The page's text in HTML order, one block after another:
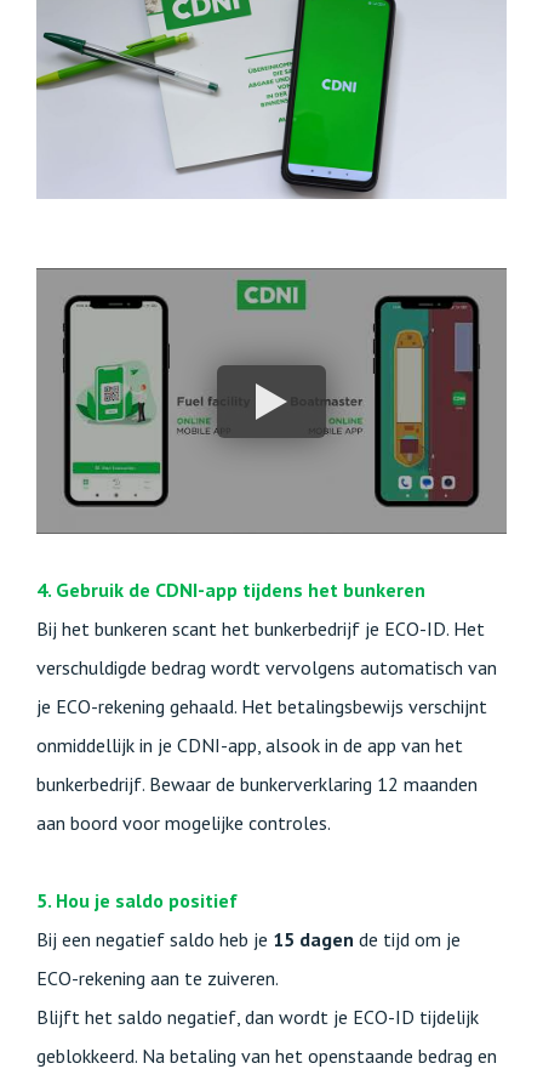
4. Gebruik de CDNI-app tijdens het bunkeren
Bij het bunkeren scant het bunkerbedrijf je ECO-ID. Het
verschuldigde bedrag wordt vervolgens automatisch van
je ECO-rekening gehaald. Het betalingsbewijs verschijnt
onmiddellijk in je CDNI-app, alsook in de app van het
bunkerbedrijf. Bewaar de bunkerverklaring 12 maanden
aan boord voor mogelijke controles.
5. Hou je saldo positief
Bij een negatief saldo heb je 15 dagen de tijd om je
ECO-rekening aan te zuiveren.
Blijft het saldo negatief, dan wordt je ECO-ID tijdelijk
geblokkeerd. Na betaling van het openstaande bedrag en